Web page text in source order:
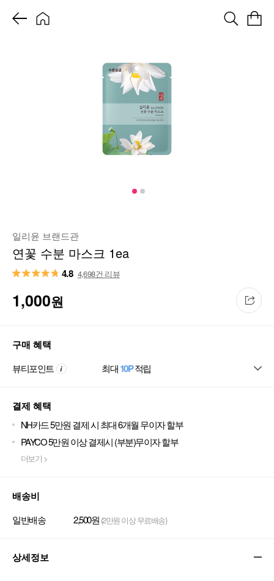
일리윤 브랜드관
연꽃 수분 마스크 1ea
4.8 4,698건 리뷰
1,000원
구매 혜택
뷰티포인트 최대10P적립
결제 혜택
NH카드 5만원 결제 시 최대 6개월 무이자 할부
PAYCO 5만원 이상 결제시 (부분)무이자 할부
더보기 >
배송비
일반배송 2,500원 (2만원 이상 무료배송)
상세정보